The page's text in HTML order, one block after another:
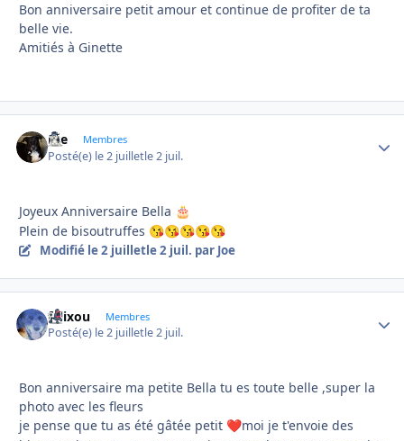
Bon anniversaire petit amour et continue de profiter de ta
belle vie.
Amitiés à Ginette
Joe Membres
Posté(e) le 2 juilletle 2 juil.
Joyeux Anniversaire Bella 🎂
Plein de bisoutruffes 😘😘😘😘😘
Modifié le 2 juilletle 2 juil. par Joe
felixou Membres
Posté(e) le 2 juilletle 2 juil.
Bon anniversaire ma petite Bella tu es toute belle ,super la
photo avec les fleurs
je pense que tu as été gâtée petit ❤️moi je t'envoie des